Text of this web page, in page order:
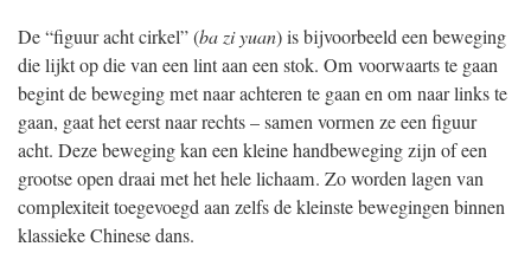
De “figuur acht cirkel” (ba zi yuan) is bijvoorbeeld een beweging
die lijkt op die van een lint aan een stok. Om voorwaarts te gaan
begint de beweging met naar achteren te gaan en om naar links te
gaan, gaat het eerst naar rechts – samen vormen ze een figuur
acht. Deze beweging kan een kleine handbeweging zijn of een
grootse open draai met het hele lichaam. Zo worden lagen van
complexiteit toegevoegd aan zelfs de kleinste bewegingen binnen
klassieke Chinese dans.